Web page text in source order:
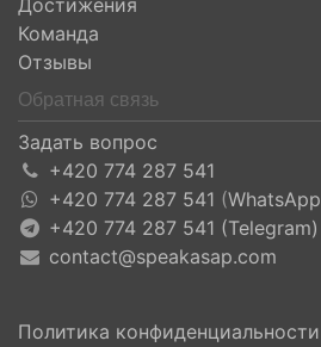
Достижения
Команда
Отзывы
Обратная связь
Задать вопрос
+420 774 287 541
+420 774 287 541 (WhatsApp
+420 774 287 541 (Telegram)
contact@speakasap.com
Политика конфиденциальности